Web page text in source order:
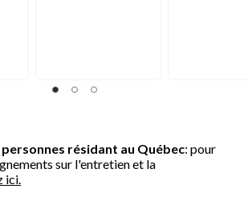
résidant au Québec: pour
sur l'entretien et la
ici.